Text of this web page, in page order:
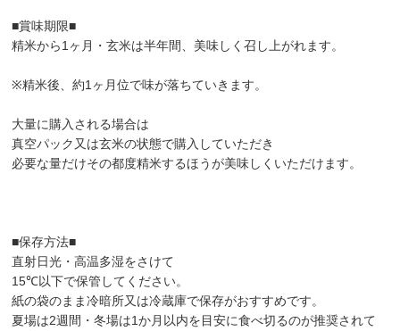
■賞味期限■
精米から1ヶ月・玄米は半年間、美味しく召し上がれます。
※精米後、約1ヶ月位で味が落ちていきます。
大量に購入される場合は
真空パック又は玄米の状態で購入していただき
必要な量だけその都度精米するほうが美味しくいただけます。
■保存方法■
直射日光・高温多湿をさけて
15℃以下で保管してください。
紙の袋のまま冷暗所又は冷蔵庫で保存がおすすめです。
夏場は2週間・冬場は1か月以内を目安に食べ切るのが推奨されて